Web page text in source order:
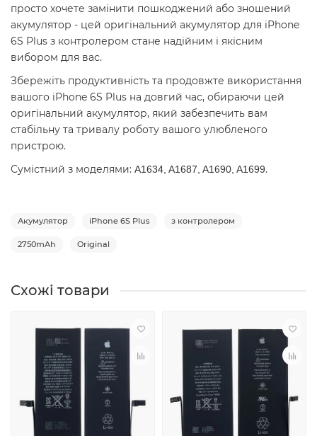
просто хочете замінити пошкоджений або зношений
акумулятор - цей оригінальний акумулятор для iPhone
6S Plus з контролером стане надійним і якісним
вибором для вас.
Збережіть продуктивність та продовжте використання
вашого iPhone 6S Plus на довгий час, обираючи цей
оригінальний акумулятор, який забезпечить вам
стабільну та тривалу роботу вашого улюбленого
пристрою.
Сумістний з моделями: A1634, A1687, A1690, A1699.
Акумулятор iPhone 6S Plus з контролером
2750mAh Original
Схожі товари